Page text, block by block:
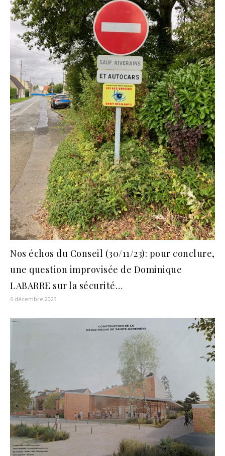
Nos échos du Conseil (30/11/23): pour conclure,
une question improvisée de Dominique
LABARRE sur la sécurité…
6 décembre 2023